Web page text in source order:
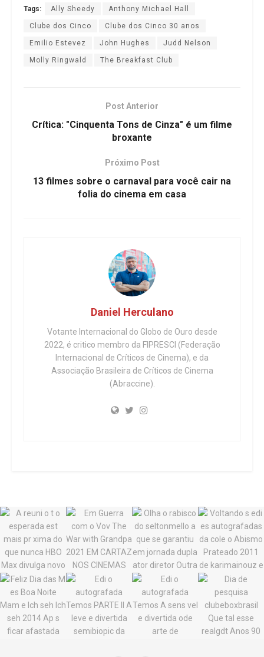
Tags: Ally Sheedy Anthony Michael Hall
Clube dos Cinco Clube dos Cinco 30 anos
Emilio Estevez John Hughes Judd Nelson
Molly Ringwald The Breakfast Club
Post Anterior
Crítica: "Cinquenta Tons de Cinza" é um filme
broxante
Próximo Post
13 filmes sobre o carnaval para você cair na
folia do cinema em casa
Daniel Herculano
Votante Internacional do Globo de Ouro desde
2022, é critico membro da FIPRESCI (Federação
Internacional de Críticos de Cinema), e da
Associação Brasileira de Críticos de Cinema
(Abraccine).